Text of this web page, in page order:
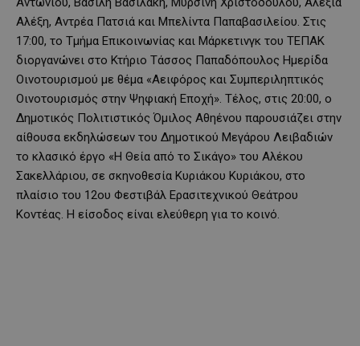
Αλέξη, Αντρέα Πατσιά και Μπελίντα Παπαβασιλείου. Στις
17:00, το Τμήμα Επικοινωνίας και Μάρκετινγκ του ΤΕΠΑΚ
διοργανώνει στο Κτήριο Τάσσος Παπαδόπουλος Ημερίδα
Οινοτουρισμού με θέμα «Αειφόρος και Συμπεριληπτικός
Οινοτουρισμός στην Ψηφιακή Εποχή». Τέλος, στις 20:00, ο
Δημοτικός Πολιτιστικός Όμιλος Αθηένου παρουσιάζει στην
αίθουσα εκδηλώσεων του Δημοτικού Μεγάρου Λειβαδιών
το κλασικό έργο «Η Θεία από το Σικάγο» του Αλέκου
Σακελλάριου, σε σκηνοθεσία Κυριάκου Κυριάκου, στο
πλαίσιο του 12ου Φεστιβάλ Ερασιτεχνικού Θεάτρου
Κοντέας. Η είσοδος είναι ελεύθερη για το κοινό.